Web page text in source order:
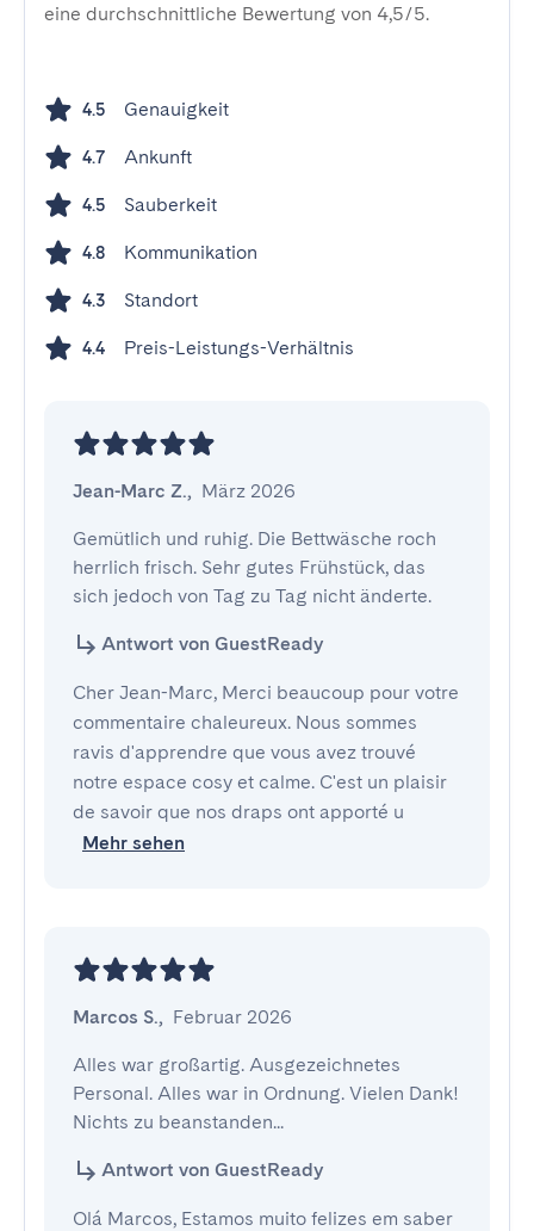
eine durchschnittliche Bewertung von 4,5/5.
4.5 Genauigkeit
4.7 Ankunft
4.5 Sauberkeit
4.8 Kommunikation
4.3 Standort
4.4 Preis-Leistungs-Verhältnis
Jean-Marc Z., März 2026
Gemütlich und ruhig. Die Bettwäsche roch
herrlich frisch. Sehr gutes Frühstück, das
sich jedoch von Tag zu Tag nicht änderte.
Antwort von GuestReady
Cher Jean-Marc, Merci beaucoup pour votre
commentaire chaleureux. Nous sommes
ravis d'apprendre que vous avez trouvé
notre espace cosy et calme. C'est un plaisir
de savoir que nos draps ont apporté u
Mehr sehen
Marcos S., Februar 2026
Alles war großartig. Ausgezeichnetes
Personal. Alles war in Ordnung. Vielen Dank!
Nichts zu beanstanden...
Antwort von GuestReady
Olá Marcos, Estamos muito felizes em saber